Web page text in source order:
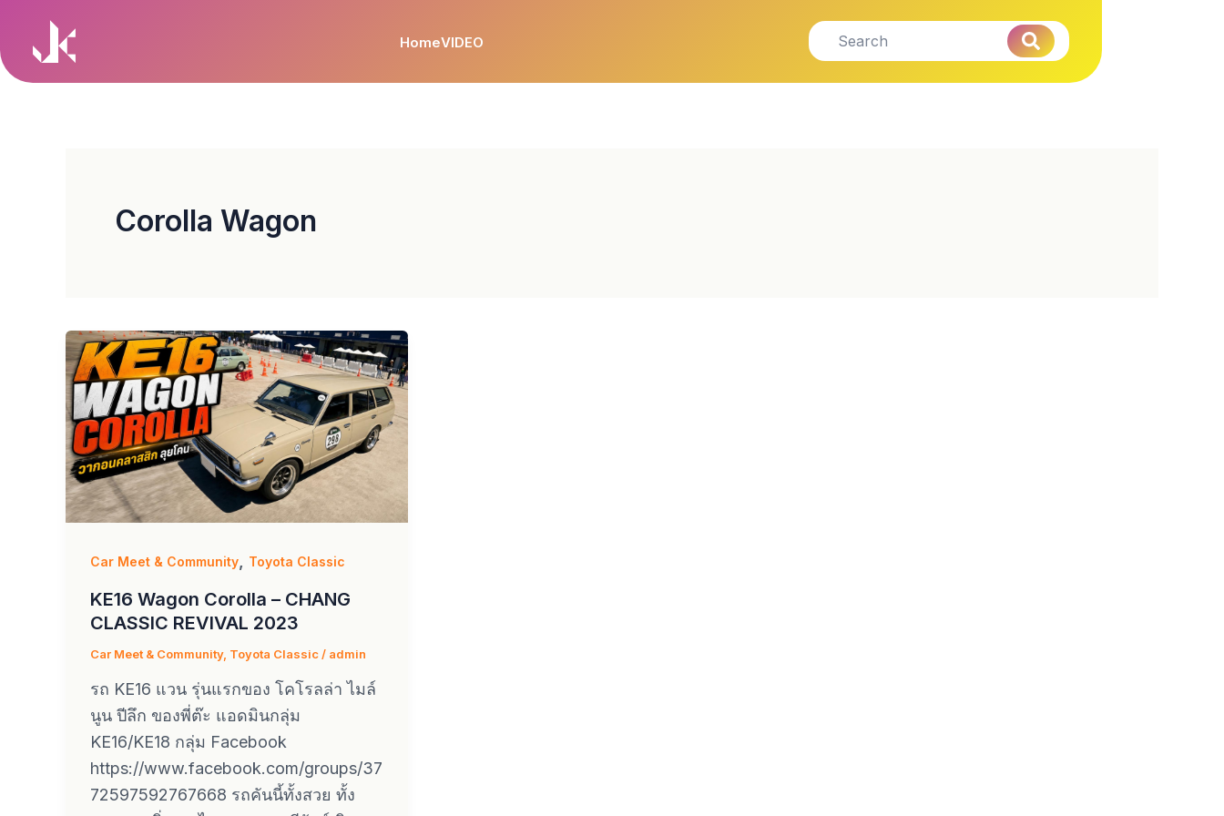
content
HomeVIDEO
Corolla Wagon
Car Meet & Community Toyota Classic
KE16 Wagon Corolla – CHANG
CLASSIC REVIVAL 2023
Car Meet & Community, Toyota Classic / admin
รถ KE16 แวน รุ่นแรกของ โคโรลล่า ไมล์
นูน ปีลึก ของพี่ต๊ะ แอดมินกลุ่ม
KE16/KE18 กลุ่ม Facebook
https://www.facebook.com/groups/37
72597592767668 รถคันนี้ทั้งสวย ทั้ง